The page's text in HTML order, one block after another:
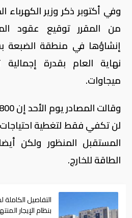
وفي أكتوبر ذكر وزير
من المقرر توقيع عقود
إنشاؤها في منطقة الضبعة
ميجاوات.
لن تكفي فقط لتغطية احتياجات
المستقبل المنظور ولكن
الطاقة للخارج.
بنظام الإيجار